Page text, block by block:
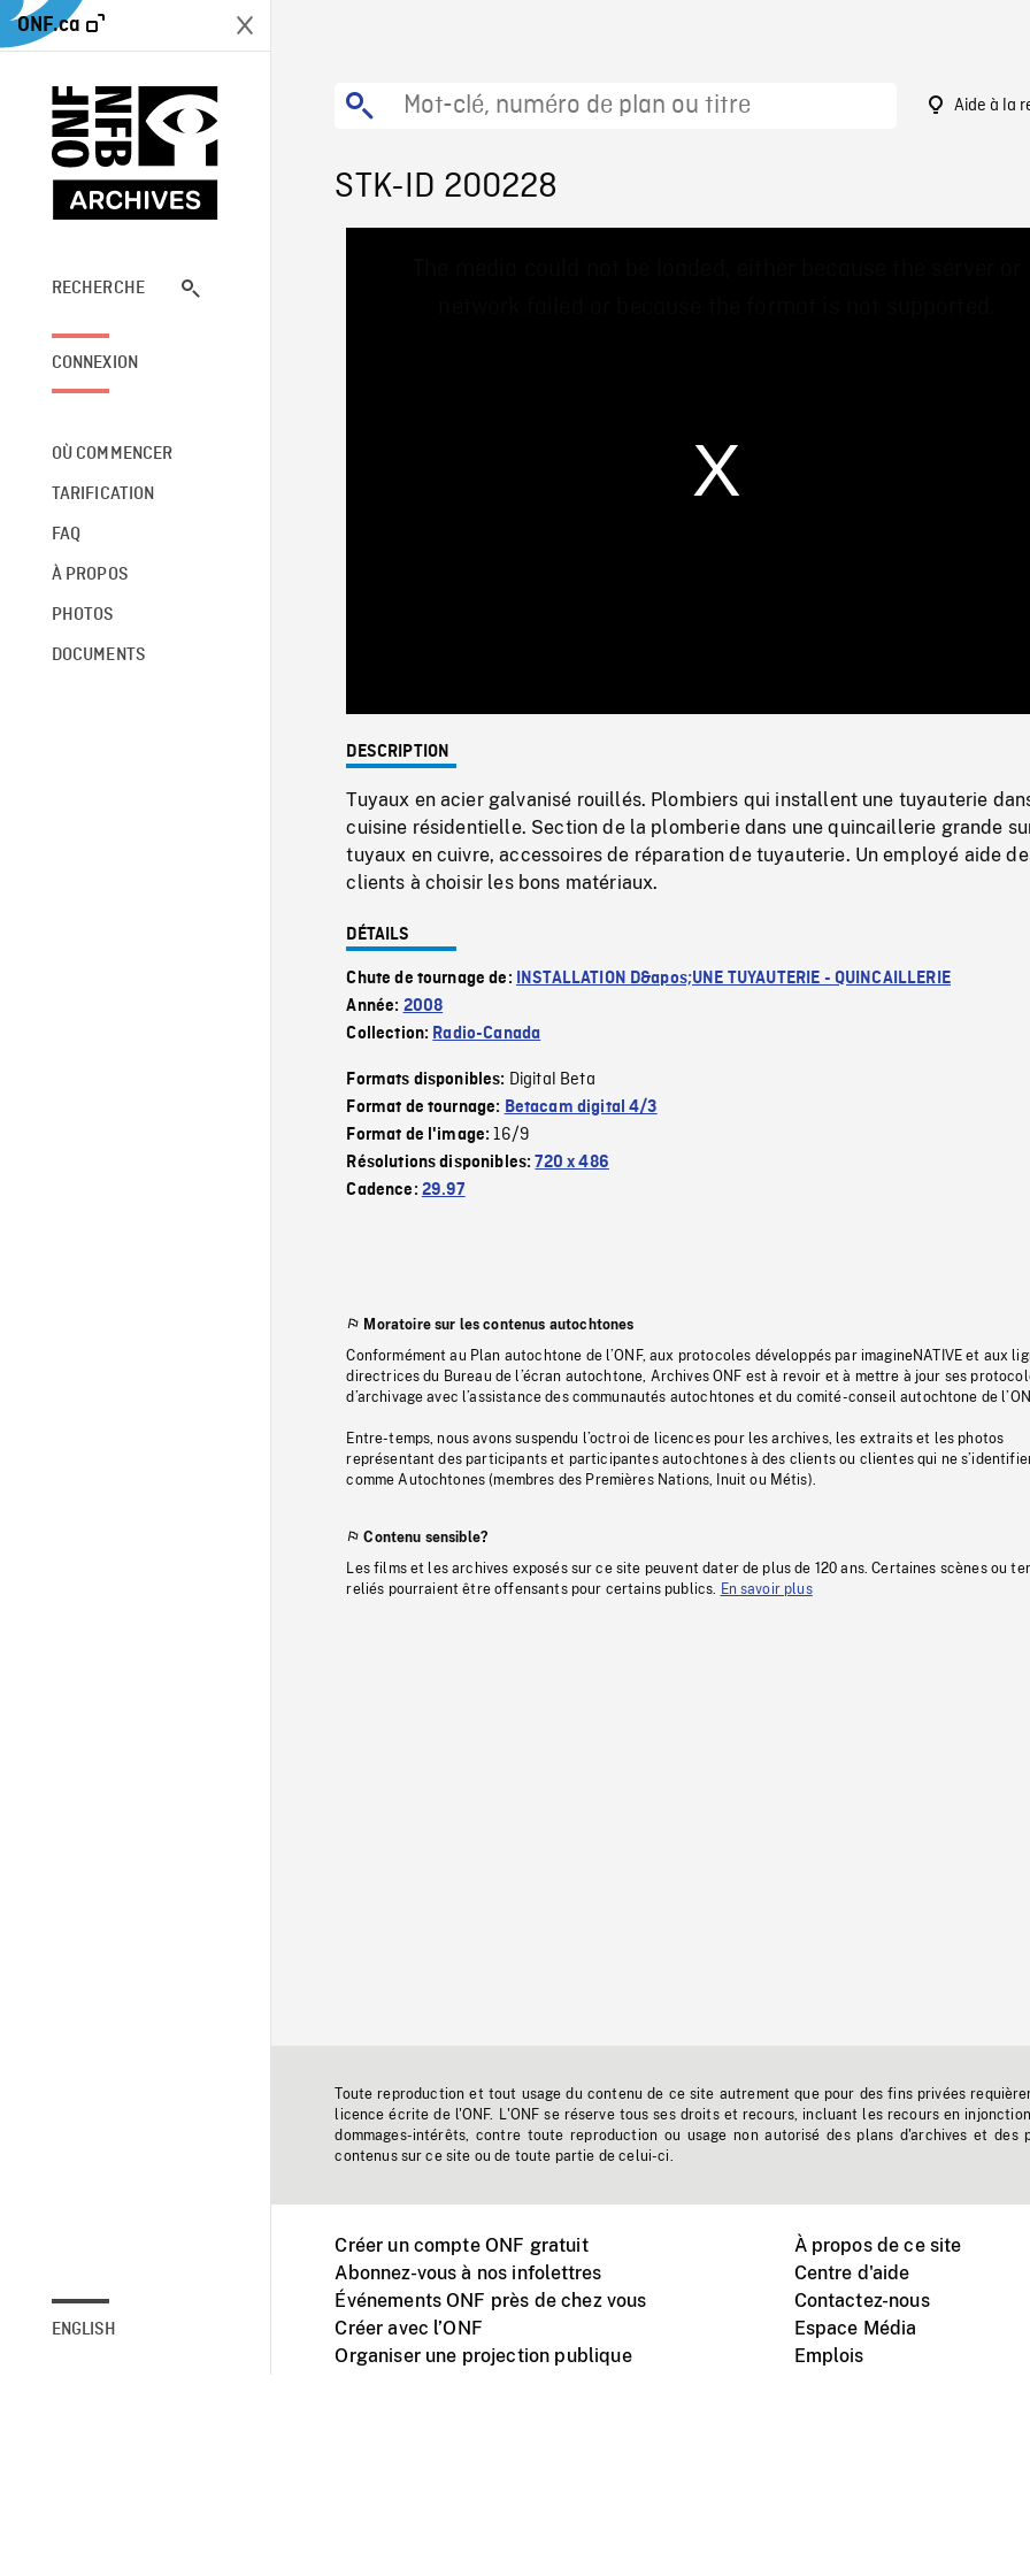
ONF.ca
RECHERCHE
CONNEXION
OÙ COMMENCER
TARIFICATION
FAQ
À PROPOS
PHOTOS
DOCUMENTS
ENGLISH
Aide à la
STK-ID 200228
0%
DESCRIPTION
Tuyaux en acier galvanisé rouillés. Plombiers qui installent une tuyauterie
cuisine résidentielle. Section de la plomberie dans une quincaillerie grande
tuyaux en cuivre, accessoires de réparation de tuyauterie. Un employé aide
clients à choisir les bons matériaux.
DÉTAILS
Chute de tournage de:
INSTALLATION D&apos;UNE TUYAUTERIE - QUINCAILLERIE
Année: 2008
Collection: Radio-Canada
Formats disponibles: Digital Beta
Format de tournage: Betacam digital 4/3
Format de l'image:16/9
Résolutions disponibles:720 x 486
Cadence: 29.97
Moratoire sur les contenus autochtones
Conformément au Plan autochtone de l’ONF, aux protocoles développés par imagineNATIVE et aux
directrices du Bureau de l’écran autochtone, Archives ONF est à revoir et à mettre à jour ses
d’archivage avec l’assistance des communautés autochtones et du comité-conseil autochtone de
Entre-temps, nous avons suspendu l’octroi de licences pour les archives, les extraits et les photos
représentant des participants et participantes autochtones à des clients ou clientes qui ne
comme Autochtones (membres des Premières Nations, Inuit ou Métis).
Contenu sensible?
Les films et les archives exposés sur ce site peuvent dater de plus de 120 ans. Certaines scènes ou
reliés pourraient être offensants pour certains publics.
En savoir plus
Toute reproduction et tout usage du contenu de ce site autrement que pour des fins privées
licence écrite de l'ONF. L'ONF se réserve tous ses droits et recours, incluant les recours en
dommages-intérêts, contre toute reproduction ou usage non autorisé des plans d'archives et des
contenus sur ce site ou de toute partie de celui-ci.
Créer un compte ONF gratuit
Abonnez-vous à nos infolettres
Événements ONF près de chez vous
Créer avec l’ONF
Organiser une projection publique
À propos de ce site
Centre d'aide
Contactez-nous
Espace Média
Emplois